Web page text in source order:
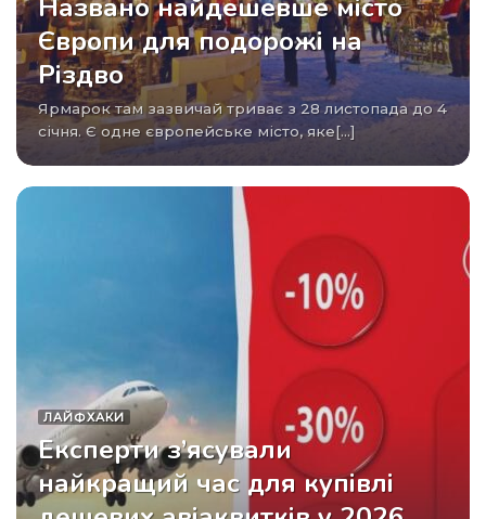
Названо найдешевше місто
Європи для подорожі на
Різдво
Ярмарок там зазвичай триває з 28 листопада до 4
січня. Є одне європейське місто, яке[...]
ЛАЙФХАКИ
Експерти з’ясували
найкращий час для купівлі